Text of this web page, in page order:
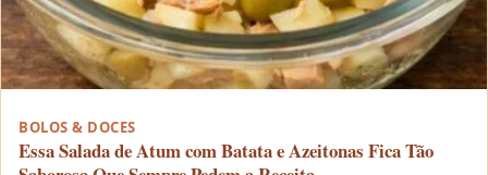
BOLOS & DOCES
Essa Salada de Atum com Batata e Azeitonas Fica Tão